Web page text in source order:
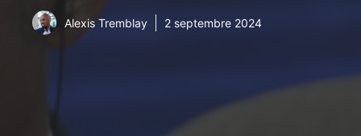
Alexis Tremblay 2 septembre 2024